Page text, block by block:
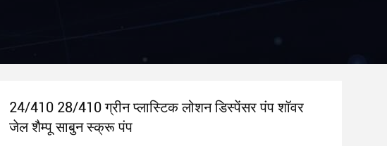
24/410 28/410 ग्रीन प्लास्टिक लोशन डिस्पेंसर पंप शॉवर
जेल शैम्पू साबुन स्क्रू पंप